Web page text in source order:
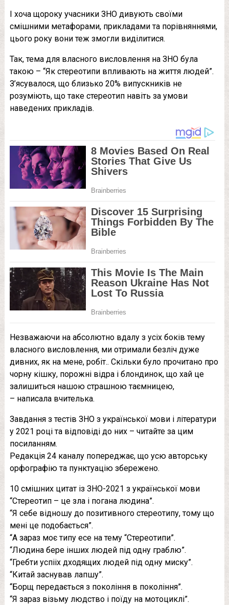
І хоча щороку учасники ЗНО дивують своїми
смішними метафорами, прикладами та порівняннями,
цього року вони теж змогли виділитися.
Так, тема для власного висловлення на ЗНО була
такою – “Як стереотипи впливають на життя людей”.
З’ясувалося, що близько 20% випускників не
розуміють, що таке стереотип навіть за умови
наведених прикладів.
Незважаючи на абсолютно вдалу з усіх боків тему
власного висловлення, ми отримали безліч дуже
дивних, як на мене, робіт.. Скільки було прочитано про
чорну кішку, порожні відра і блондинок, що хай це
залишиться нашою страшною таємницею,
– написала вчителька.
Завдання з тестів ЗНО з української мови і літератури
у 2021 році та відповіді до них – читайте за цим
посиланням.
Редакція 24 каналу попереджає, що усю авторську
орфографію та пунктуацію збережено.
10 смішних цитат із ЗНО-2021 з української мови
“Стереотип – це зла і погана людина”.
“Я себе відношу до позитивного стереотипу, тому що
мені це подобається”.
“А зараз моє типу есе на тему “Стереотипи”.
“Людина бере інших людей під одну граблю”.
“Гребти успііх дходящих людей під одну миску”.
“Китай заснував лапшу”.
“Борщ передається з покоління в покоління”.
“Я зараз візьму людство і поїду на мотоциклі”.